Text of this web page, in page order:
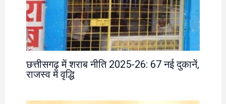
छत्तीसगढ़ में शराब नीति 2025-26: 67 नई दुकानें,
राजस्व में वृद्धि